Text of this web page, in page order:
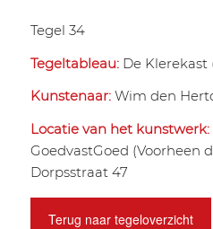
Tegel 34
Tegeltableau:De Klerekast
Kunstenaar: Wim den
Locatie van het kunstwerk:
GoedvastGoed (Voorheen
Dorpsstraat 47
Terug naar tegeloverzicht